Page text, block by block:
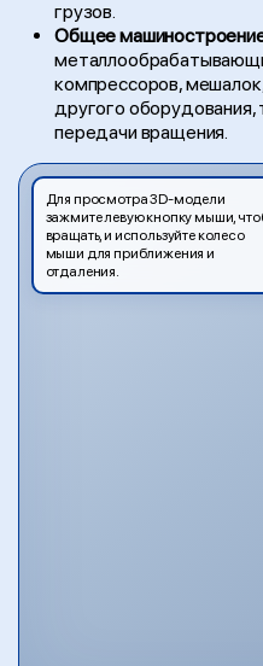
Для просмотра 3D-модели
зажмите левую кнопку мыши,
вращать, и используйте колесо
мыши для приближения и
отдаления.
грузов.
Общее
компрессоров,
другого
передачи вращения.